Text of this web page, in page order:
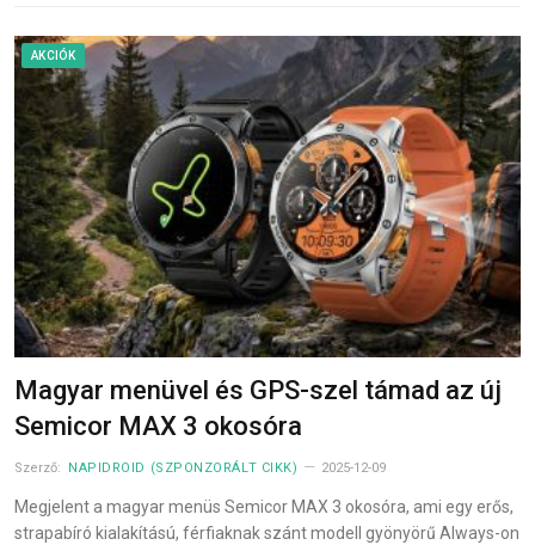
AKCIÓK
Magyar menüvel és GPS-szel támad az új
Semicor MAX 3 okosóra
Szerző: NAPIDROID (SZPONZORÁLT CIKK) 2025-12-09
Megjelent a magyar menüs Semicor MAX 3 okosóra, ami egy erős,
strapabíró kialakítású, férfiaknak szánt modell gyönyörű Always-on